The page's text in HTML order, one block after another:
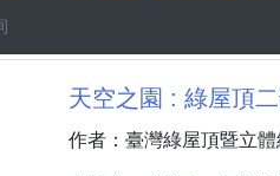
天空之園 : 綠屋頂
作者：臺灣綠屋頂暨立